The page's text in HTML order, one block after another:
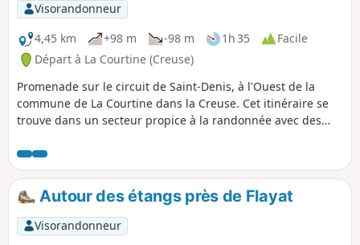
Visorandonneur
4,45 km
+98 m -98 m 1h 35
Facile
Départ à La Courtine (Creuse)
Promenade sur le circuit de Saint-Denis, à l'Ouest de la
commune de La Courtine dans la Creuse. Cet itinéraire se
trouve dans un secteur propice à la randonnée avec des
vaches. Le dénivelé n'est pas important ce qui rend cette
balade très agréable.
Autour des étangs près de Flayat
Visorandonneur